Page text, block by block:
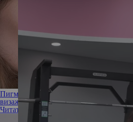
Пигменты и тинты: учимся
визажисты
Читать полностью